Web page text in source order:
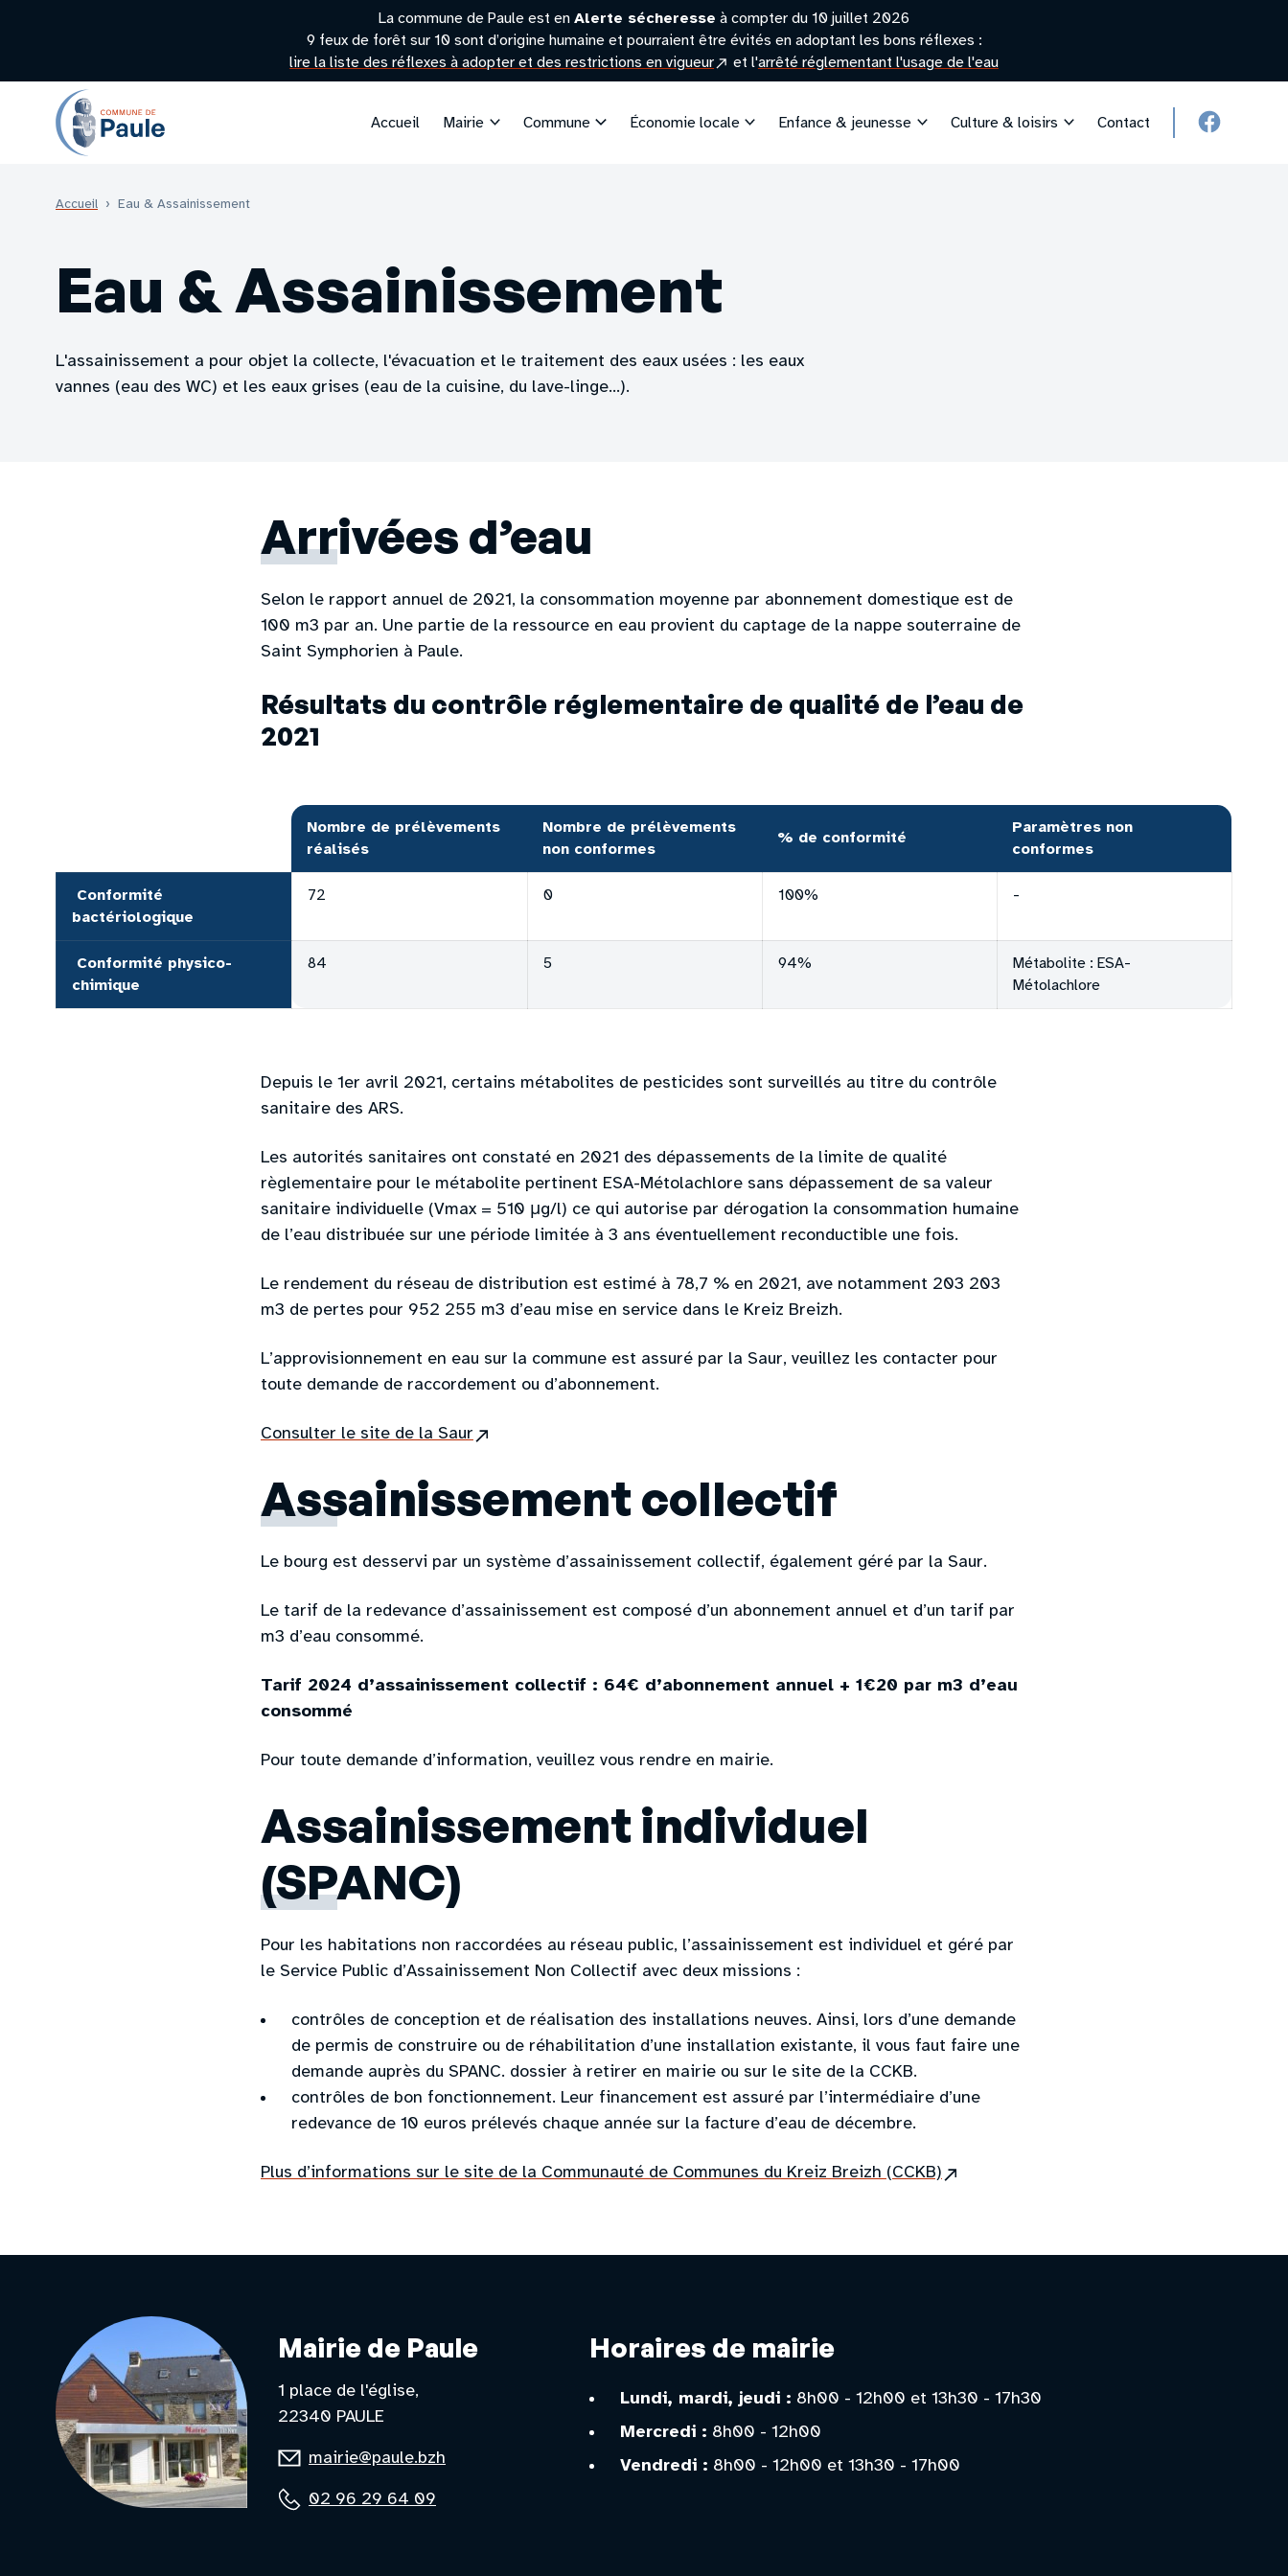
La commune de Paule est en Alerte sécheresse à compter du 10 juillet 2026
9 feux de forêt sur 10 sont d’origine humaine et pourraient être évités en adoptant les bons réflexes :
lire la liste des réflexes à adopter et des restrictions en vigueur(site
externe)
et l'arrêté réglementant l'usage de l'eau
Accueil Mairie Commune Économie locale Enfance & jeunesse Culture & loisirs Contact facebook
Accueil › Eau & Assainissement
Eau & Assainissement
L'assainissement a pour objet la collecte, l'évacuation et le traitement des eaux usées : les eaux
vannes (eau des WC) et les eaux grises (eau de la cuisine, du lave-linge...).
Arrivées d’eau
Selon le rapport annuel de 2021, la consommation moyenne par abonnement domestique est de
100 m3 par an. Une partie de la ressource en eau provient du captage de la nappe souterraine de
Saint Symphorien à Paule.
Résultats du contrôle réglementaire de qualité de l’eau de
2021
Nombre de prélèvements
réalisés
Nombre de prélèvements
non conformes
% de conformité
Paramètres non
conformes
bactériologique
72 0 100% -
chimique
84 5 94%
Métabolite : ESA-
Métolachlore
Depuis le 1er avril 2021, certains métabolites de pesticides sont surveillés au titre du contrôle
sanitaire des ARS.
Les autorités sanitaires ont constaté en 2021 des dépassements de la limite de qualité
règlementaire pour le métabolite pertinent ESA-Métolachlore sans dépassement de sa valeur
sanitaire individuelle (Vmax = 510 μg/l) ce qui autorise par dérogation la consommation humaine
de l’eau distribuée sur une période limitée à 3 ans éventuellement reconductible une fois.
Le rendement du réseau de distribution est estimé à 78,7 % en 2021, ave notamment 203 203
m3 de pertes pour 952 255 m3 d’eau mise en service dans le Kreiz Breizh.
L’approvisionnement en eau sur la commune est assuré par la Saur, veuillez les contacter pour
toute demande de raccordement ou d’abonnement.
Consulter le site de la Saur(site
Assainissement collectif
Le bourg est desservi par un système d’assainissement collectif, également géré par la Saur.
Le tarif de la redevance d’assainissement est composé d’un abonnement annuel et d’un tarif par
m3 d’eau consommé.
Tarif 2024 d’assainissement collectif : 64€ d’abonnement annuel + 1€20 par m3 d’eau
consommé
Pour toute demande d’information, veuillez vous rendre en mairie.
Assainissement individuel
(SPANC)
Pour les habitations non raccordées au réseau public, l’assainissement est individuel et géré par
le Service Public d’Assainissement Non Collectif avec deux missions :
contrôles de conception et de réalisation des installations neuves. Ainsi, lors d’une demande
de permis de construire ou de réhabilitation d’une installation existante, il vous faut faire une
demande auprès du SPANC. dossier à retirer en mairie ou sur le site de la CCKB.
contrôles de bon fonctionnement. Leur financement est assuré par l’intermédiaire d’une
redevance de 10 euros prélevés chaque année sur la facture d’eau de décembre.
Plus d’informations sur le site de la Communauté de Communes du Kreiz Breizh (CCKB)(site
Mairie de Paule
1 place de l'église,
22340 PAULE
E-
mail
mairie@paule.bzh
Téléphone
02 96 29 64 09
Horaires de mairie
Lundi, mardi, jeudi : 8h00 - 12h00 et 13h30 - 17h30
Mercredi : 8h00 - 12h00
Vendredi : 8h00 - 12h00 et 13h30 - 17h00